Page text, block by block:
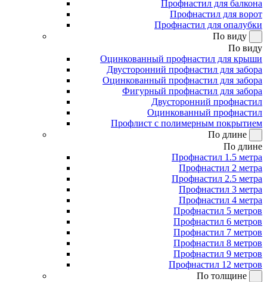
Профнастил для балкона
Профнастил для ворот
Профнастил для опалубки
По виду
По виду
Оцинкованный профнастил для крыши
Двусторонний профнастил для забора
Оцинкованный профнастил для забора
Фигурный профнастил для забора
Двусторонний профнастил
Оцинкованный профнастил
Профлист с полимерным покрытием
По длине
По длине
Профнастил 1.5 метра
Профнастил 2 метра
Профнастил 2.5 метра
Профнастил 3 метра
Профнастил 4 метра
Профнастил 5 метров
Профнастил 6 метров
Профнастил 7 метров
Профнастил 8 метров
Профнастил 9 метров
Профнастил 12 метров
По толщине